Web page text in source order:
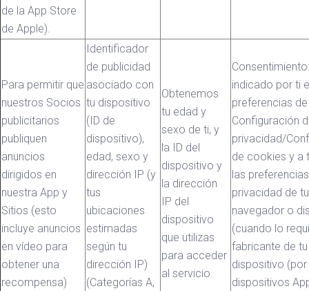
de la App Store
de Apple).
Para permitir que
nuestros Socios
publicitarios
publiquen
anuncios
dirigidos en
nuestra App y
Sitios (esto
incluye anuncios
en vídeo para
obtener una
recompensa)
Identificador
de publicidad
asociado con
tu dispositivo
(ID de
dispositivo),
edad, sexo y
dirección IP (y
tus
ubicaciones
estimadas
según tu
dirección IP)
(Categorías A,
Obtenemos
tu edad y
sexo de ti, y
la ID del
dispositivo y
la dirección
IP del
dispositivo
que utilizas
para acceder
al servicio.
indicado por ti
preferencias de
Configuración
privacidad/
de cookies y a
las
privacidad de tu
navegador o
(cuando lo
fabricante de tu
dispositivo
dispositivos